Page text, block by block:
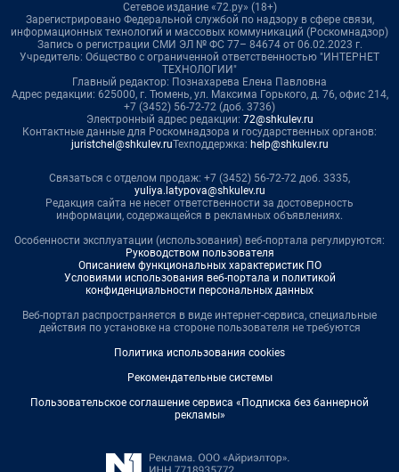
Сетевое издание «72.ру» (18+)
Зарегистрировано Федеральной службой по надзору в сфере связи,
информационных технологий и массовых коммуникаций (Роскомнадзор)
Запись о регистрации СМИ ЭЛ № ФС 77– 84674 от 06.02.2023 г.
Учредитель: Общество с ограниченной ответственностью "ИНТЕРНЕТ
ТЕХНОЛОГИИ"
Главный редактор: Познахарева Елена Павловна
Адрес редакции: 625000, г. Тюмень, ул. Максима Горького, д. 76, офис 214,
+7 (3452) 56-72-72 (доб. 3736)
Электронный адрес редакции: 72@shkulev.ru
Контактные данные для Роскомнадзора и государственных органов:
juristchel@shkulev.ruТехподдержка: help@shkulev.ru
Связаться с отделом продаж: +7 (3452) 56-72-72 доб. 3335,
yuliya.latypova@shkulev.ru
Редакция сайта не несет ответственности за достоверность
информации, содержащейся в рекламных объявлениях.
Особенности эксплуатации (использования) веб-портала регулируются:
Руководством пользователя
Описанием функциональных характеристик ПО
Условиями использования веб-портала и политикой
конфиденциальности персональных данных
Веб-портал распространяется в виде интернет-сервиса, специальные
действия по установке на стороне пользователя не требуются
Политика использования cookies
Рекомендательные системы
Пользовательское соглашение сервиса «Подписка без баннерной
рекламы»